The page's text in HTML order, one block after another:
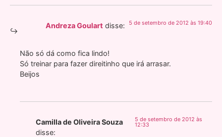
Andreza Goulart disse: 5 de setembro de 2012 às 19:40
Não só dá como fica lindo!
Só treinar para fazer direitinho que irá arrasar.
Beijos
Camilla de Oliveira Souza
disse:
5 de setembro de 2012 às
12:33